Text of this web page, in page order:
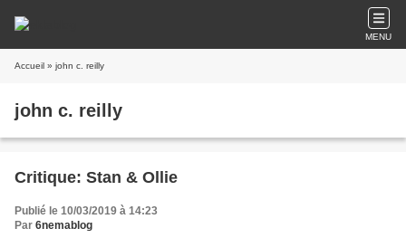
MENU
Accueil » john c. reilly
john c. reilly
Critique: Stan & Ollie
Publié le 10/03/2019 à 14:23
Par 6nemablog